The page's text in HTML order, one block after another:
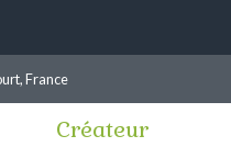
France
Créateur